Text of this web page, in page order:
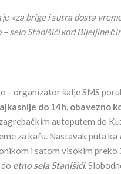
«za brige i sutra dosta
selo Stanišići коd Bijeljine
– organizator šalje SMS
do 14h, obavezno
autoputem do
za kafu. Nastavak puta ka
i satom visokim
etno sela Stanišići.